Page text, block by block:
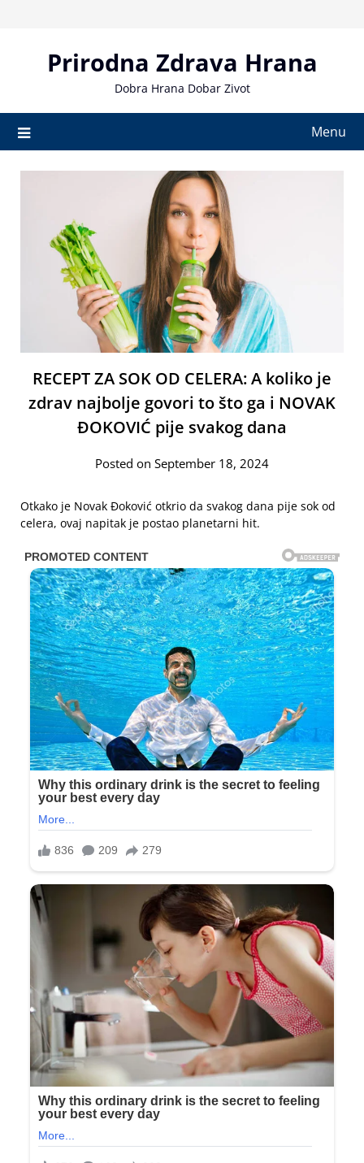
Prirodna Zdrava Hrana
Dobra Hrana Dobar Zivot
Menu
RECEPT ZA SOK OD CELERA: A koliko je
zdrav najbolje govori to što ga i NOVAK
ĐOKOVIĆ pije svakog dana
Posted on September 18, 2024
Otkako je Novak Đoković otkrio da svakog dana pije sok od
celera, ovaj napitak je postao planetarni hit.